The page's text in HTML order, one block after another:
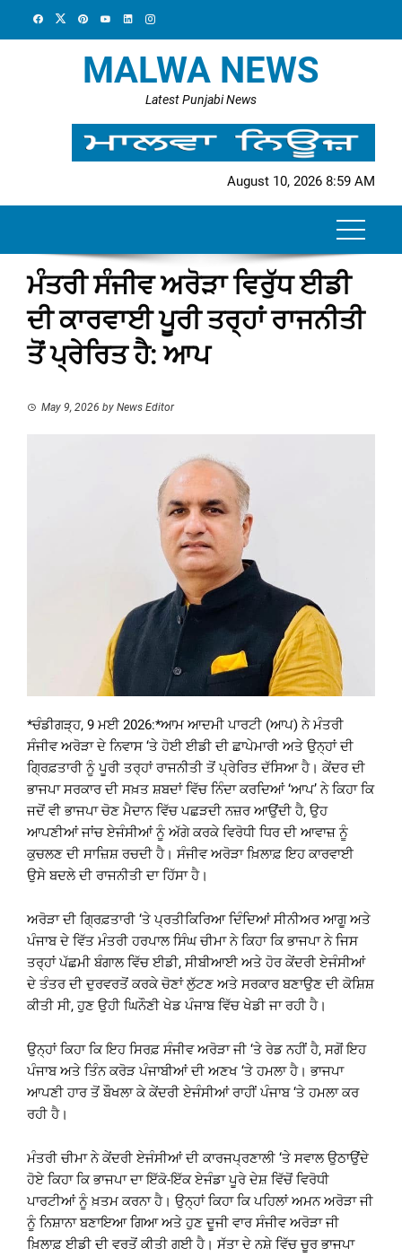
MALWA NEWS
Latest Punjabi News
August 10, 2026 8:59 AM
ਮੰਤਰੀ ਸੰਜੀਵ ਅਰੋੜਾ ਵਿਰੁੱਧ ਈਡੀ
ਦੀ ਕਾਰਵਾਈ ਪੂਰੀ ਤਰ੍ਹਾਂ ਰਾਜਨੀਤੀ
ਤੋਂ ਪ੍ਰੇਰਿਤ ਹੈ: ਆਪ
May 9, 2026 by News Editor
*ਚੰਡੀਗੜ੍ਹ, 9 ਮਈ 2026:*ਆਮ ਆਦਮੀ ਪਾਰਟੀ (ਆਪ) ਨੇ ਮੰਤਰੀ
ਸੰਜੀਵ ਅਰੋੜਾ ਦੇ ਨਿਵਾਸ ‘ਤੇ ਹੋਈ ਈਡੀ ਦੀ ਛਾਪੇਮਾਰੀ ਅਤੇ ਉਨ੍ਹਾਂ ਦੀ
ਗ੍ਰਿਫ਼ਤਾਰੀ ਨੂੰ ਪੂਰੀ ਤਰ੍ਹਾਂ ਰਾਜਨੀਤੀ ਤੋਂ ਪ੍ਰੇਰਿਤ ਦੱਸਿਆ ਹੈ। ਕੇਂਦਰ ਦੀ
ਭਾਜਪਾ ਸਰਕਾਰ ਦੀ ਸਖ਼ਤ ਸ਼ਬਦਾਂ ਵਿੱਚ ਨਿੰਦਾ ਕਰਦਿਆਂ ‘ਆਪ’ ਨੇ ਕਿਹਾ ਕਿ
ਜਦੋਂ ਵੀ ਭਾਜਪਾ ਚੋਣ ਮੈਦਾਨ ਵਿੱਚ ਪਛੜਦੀ ਨਜ਼ਰ ਆਉਂਦੀ ਹੈ, ਉਹ
ਆਪਣੀਆਂ ਜਾਂਚ ਏਜੰਸੀਆਂ ਨੂੰ ਅੱਗੇ ਕਰਕੇ ਵਿਰੋਧੀ ਧਿਰ ਦੀ ਆਵਾਜ਼ ਨੂੰ
ਕੁਚਲਣ ਦੀ ਸਾਜ਼ਿਸ਼ ਰਚਦੀ ਹੈ। ਸੰਜੀਵ ਅਰੋੜਾ ਖ਼ਿਲਾਫ਼ ਇਹ ਕਾਰਵਾਈ
ਉਸੇ ਬਦਲੇ ਦੀ ਰਾਜਨੀਤੀ ਦਾ ਹਿੱਸਾ ਹੈ।
ਅਰੋੜਾ ਦੀ ਗ੍ਰਿਫ਼ਤਾਰੀ ‘ਤੇ ਪ੍ਰਤੀਕਿਰਿਆ ਦਿੰਦਿਆਂ ਸੀਨੀਅਰ ਆਗੂ ਅਤੇ
ਪੰਜਾਬ ਦੇ ਵਿੱਤ ਮੰਤਰੀ ਹਰਪਾਲ ਸਿੰਘ ਚੀਮਾ ਨੇ ਕਿਹਾ ਕਿ ਭਾਜਪਾ ਨੇ ਜਿਸ
ਤਰ੍ਹਾਂ ਪੱਛਮੀ ਬੰਗਾਲ ਵਿੱਚ ਈਡੀ, ਸੀਬੀਆਈ ਅਤੇ ਹੋਰ ਕੇਂਦਰੀ ਏਜੰਸੀਆਂ
ਦੇ ਤੰਤਰ ਦੀ ਦੁਰਵਰਤੋਂ ਕਰਕੇ ਚੋਣਾਂ ਲੁੱਟਣ ਅਤੇ ਸਰਕਾਰ ਬਣਾਉਣ ਦੀ ਕੋਸ਼ਿਸ਼
ਕੀਤੀ ਸੀ, ਹੁਣ ਉਹੀ ਘਿਨੌਣੀ ਖੇਡ ਪੰਜਾਬ ਵਿੱਚ ਖੇਡੀ ਜਾ ਰਹੀ ਹੈ।
ਉਨ੍ਹਾਂ ਕਿਹਾ ਕਿ ਇਹ ਸਿਰਫ਼ ਸੰਜੀਵ ਅਰੋੜਾ ਜੀ ‘ਤੇ ਰੇਡ ਨਹੀਂ ਹੈ, ਸਗੋਂ ਇਹ
ਪੰਜਾਬ ਅਤੇ ਤਿੰਨ ਕਰੋੜ ਪੰਜਾਬੀਆਂ ਦੀ ਅਣਖ ‘ਤੇ ਹਮਲਾ ਹੈ। ਭਾਜਪਾ
ਆਪਣੀ ਹਾਰ ਤੋਂ ਬੌਖਲਾ ਕੇ ਕੇਂਦਰੀ ਏਜੰਸੀਆਂ ਰਾਹੀਂ ਪੰਜਾਬ ‘ਤੇ ਹਮਲਾ ਕਰ
ਰਹੀ ਹੈ।
ਮੰਤਰੀ ਚੀਮਾ ਨੇ ਕੇਂਦਰੀ ਏਜੰਸੀਆਂ ਦੀ ਕਾਰਜਪ੍ਰਣਾਲੀ ‘ਤੇ ਸਵਾਲ ਉਠਾਉਂਦੇ
ਹੋਏ ਕਿਹਾ ਕਿ ਭਾਜਪਾ ਦਾ ਇੱਕੋ-ਇੱਕ ਏਜੰਡਾ ਪੂਰੇ ਦੇਸ਼ ਵਿੱਚੋਂ ਵਿਰੋਧੀ
ਪਾਰਟੀਆਂ ਨੂੰ ਖ਼ਤਮ ਕਰਨਾ ਹੈ। ਉਨ੍ਹਾਂ ਕਿਹਾ ਕਿ ਪਹਿਲਾਂ ਅਮਨ ਅਰੋੜਾ ਜੀ
ਨੂੰ ਨਿਸ਼ਾਨਾ ਬਣਾਇਆ ਗਿਆ ਅਤੇ ਹੁਣ ਦੂਜੀ ਵਾਰ ਸੰਜੀਵ ਅਰੋੜਾ ਜੀ
ਖ਼ਿਲਾਫ਼ ਈਡੀ ਦੀ ਵਰਤੋਂ ਕੀਤੀ ਗਈ ਹੈ। ਸੱਤਾ ਦੇ ਨਸ਼ੇ ਵਿੱਚ ਚੂਰ ਭਾਜਪਾ